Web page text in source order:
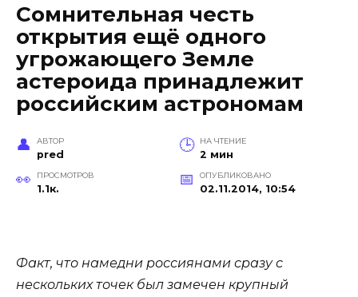
Сомнительная честь
открытия ещё одного
угрожающего Земле
астероида принадлежит
российским астрономам
АВТОР
pred
НА ЧТЕНИЕ
2 мин
ПРОСМОТРОВ
1.1к.
ОПУБЛИКОВАНО
02.11.2014, 10:54
Факт, что намедни россиянами сразу с
нескольких точек был замечен крупный